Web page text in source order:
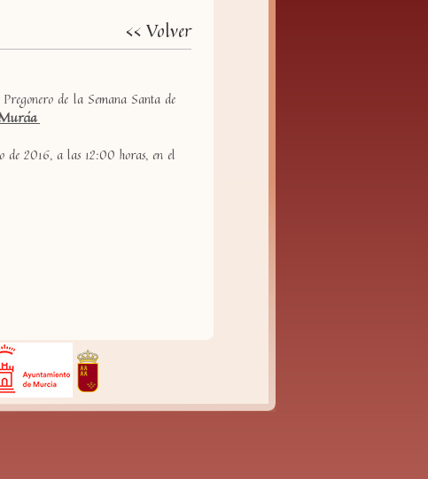
<< Volver
de la Semana Santa de
Murcia
de 2016, a las 12:00 horas, en el